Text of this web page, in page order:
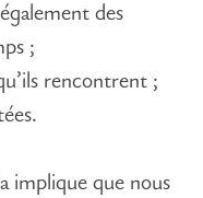
des
;
rencontrent ;
implique que nous